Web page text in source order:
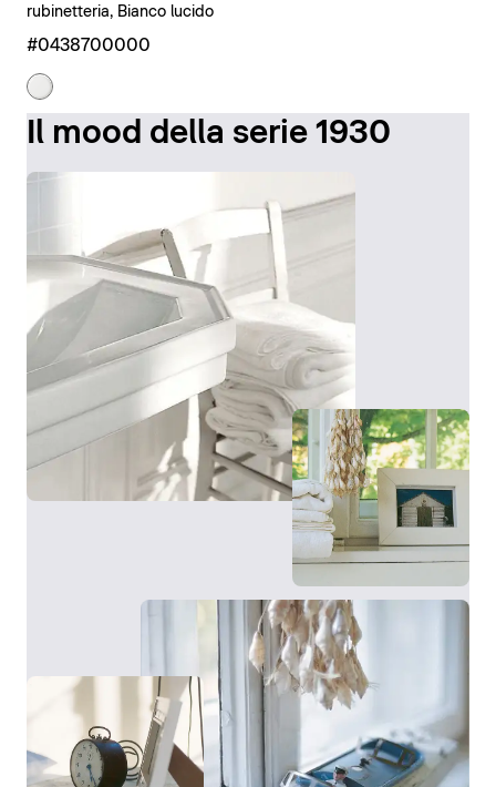
rubinetteria, Bianco lucido
#0438700000
Il mood della serie 1930